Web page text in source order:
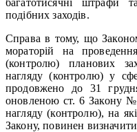
подібних заходів.
Справа в тому, що
мораторій на
(контролю) планових
нагляду (контролю) у
продовжено до 31
оновленою ст. 6 Закону
нагляду (контролю), на
Закону, повинен